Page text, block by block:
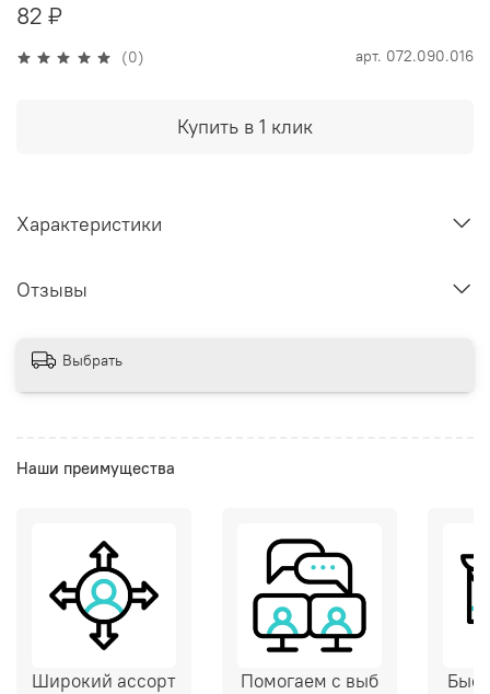
(0) арт. 072.090.016
82 ₽
Купить в 1 клик
Характеристики
Отзывы
Выбрать
Наши преимущества
Широкий ассорт
Помогаем с выб